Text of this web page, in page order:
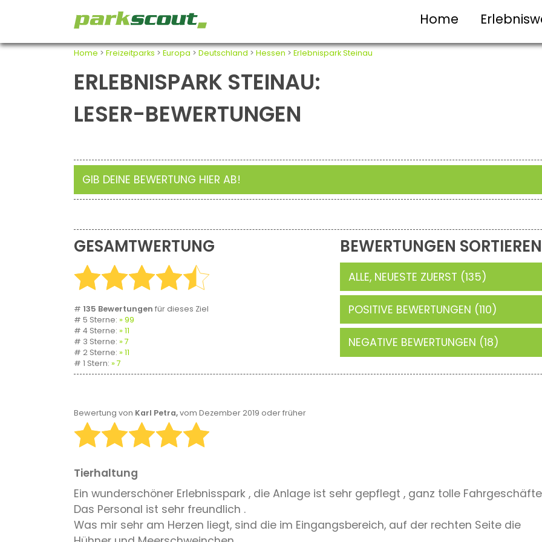
Home
Home > Freizeitparks > Europa > Deutschland > Hessen > Erlebnispark Steinau
ERLEBNISPARK STEINAU:
LESER-BEWERTUNGEN
GIB DEINE BEWERTUNG HIER AB!
GESAMTWERTUNG
# 135 Bewertungen für dieses Ziel
# 5 Sterne:
99
# 4 Sterne:
11
# 3 Sterne:
7
# 2 Sterne:
11
# 1 Stern:
7
BEWERTUNGEN SORTIEREN
ALLE, NEUESTE ZUERST (135)
POSITIVE BEWERTUNGEN (110)
NEGATIVE BEWERTUNGEN (18)
Bewertung von Karl Petra,vom Dezember 2019 oder früher
Tierhaltung
Ein wunderschöner Erlebnisspark , die Anlage ist sehr gepflegt , ganz tolle
Das Personal ist sehr freundlich .
Was mir sehr am Herzen liegt, sind die im Eingangsbereich, auf der rechten Seite die